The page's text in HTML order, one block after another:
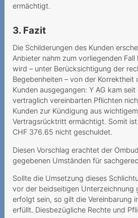
ermächtigt.
3. Fazit
Die Schilderungen des Kunden
Anbieter nahm zum vorliegenden
wird – unter Berücksichtigung der
Begebenheiten – von der Korrektheit
Kunden ausgegangen: Y AG kam
vertraglich vereinbarten Pflichten
Kunden zur Kündigung aus
Vertragsrücktritt ermächtigt. Somit
CHF 376.65 nicht geschuldet.
Diesen Vorschlag erachtet der
gegebenen Umständen für
Sollte die Umsetzung dieses
vor der beidseitigen Unterzeichnung
erfolgt sein, so gilt die Vereinbarung
erfüllt. Diesbezügliche Rechte und
2020
Ohne
SIM-Karte
10Gbit s
Gbit s
ausgenutzt
Gehört die
Auf
sich